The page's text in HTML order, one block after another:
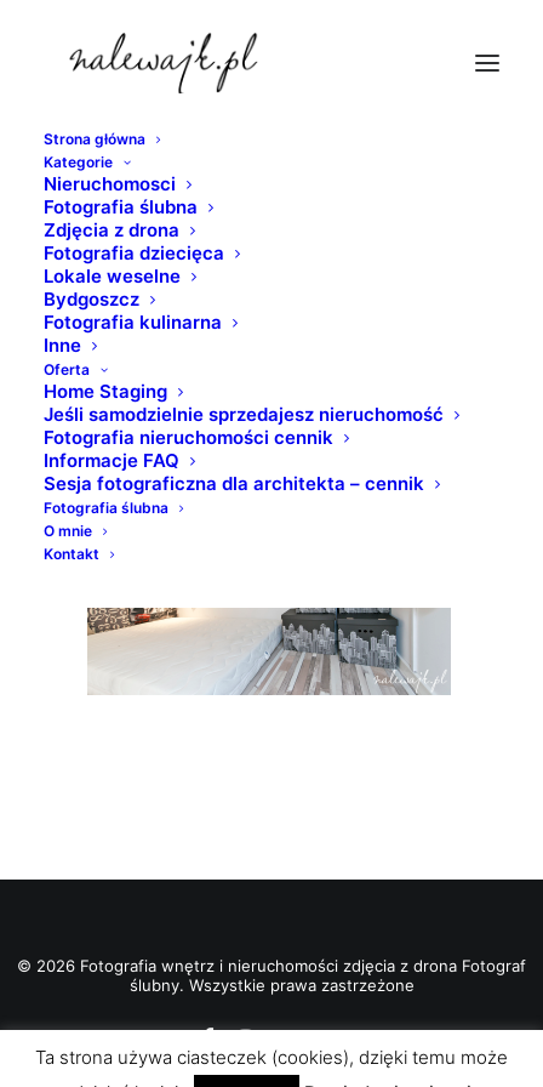
Strona główna
Kategorie
Nieruchomosci
Fotografia ślubna
Zdjęcia z drona
Fotografia dziecięca
Lokale weselne
Bydgoszcz
Fotografia kulinarna
Inne
Oferta
Home Staging
Jeśli samodzielnie sprzedajesz nieruchomość
Fotografia nieruchomości cennik
Informacje FAQ
Sesja fotograficzna dla architekta – cennik
Fotografia ślubna
O mnie
Kontakt
maly-apartament
Strona Główna
Mały apartament | zdjęcia wnętrz | fotografia mieszkań i
domów do sprzedaży i na wynajem
© 2026 Fotografia wnętrz i nieruchomości zdjęcia z drona Fotograf
ślubny. Wszystkie prawa zastrzeżone
Ta strona używa ciasteczek (cookies), dzięki temu może